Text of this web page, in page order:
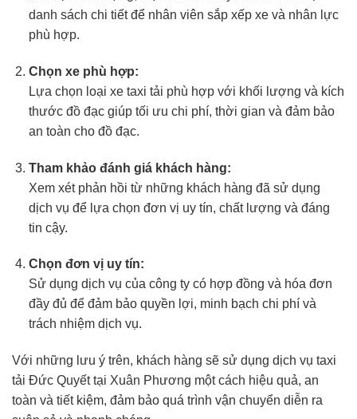
danh sách chi tiết để nhân viên sắp xếp xe và nhân lực
phù hợp.
Chọn xe phù hợp:
Lựa chọn loại xe taxi tải phù hợp với khối lượng và kích
thước đồ đạc giúp tối ưu chi phí, thời gian và đảm bảo
an toàn cho đồ đạc.
Tham khảo đánh giá khách hàng:
Xem xét phản hồi từ những khách hàng đã sử dụng
dịch vụ để lựa chọn đơn vị uy tín, chất lượng và đáng
tin cậy.
Chọn đơn vị uy tín:
Sử dụng dịch vụ của công ty có hợp đồng và hóa đơn
đầy đủ để đảm bảo quyền lợi, minh bạch chi phí và
trách nhiệm dịch vụ.
Với những lưu ý trên, khách hàng sẽ sử dụng dịch vụ taxi
tải Đức Quyết tại Xuân Phương một cách hiệu quả, an
toàn và tiết kiệm, đảm bảo quá trình vận chuyển diễn ra